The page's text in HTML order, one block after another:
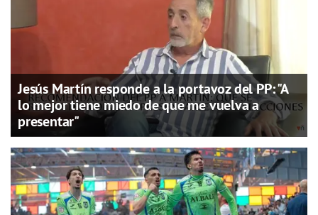
Jesús Martín responde a la portavoz del PP: "A
lo mejor tiene miedo de que me vuelva a
presentar"